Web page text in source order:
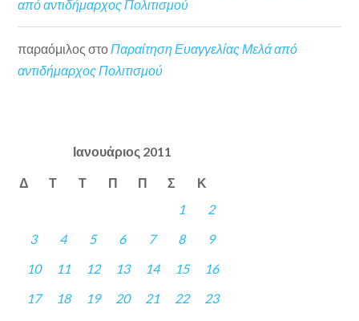
από αντιδήμαρχος Πολιτισμού
παραόμιλος στοΠαραίτηση Ευαγγελίας Μελά από
αντιδήμαρχος Πολιτισμού
Ιανουάριος 2011
Δ Τ Τ Π Π Σ Κ
1
2
3
4 5 6 7 8
9
10
11 12 13 14 15
16
17
18 19 20 21 22
23